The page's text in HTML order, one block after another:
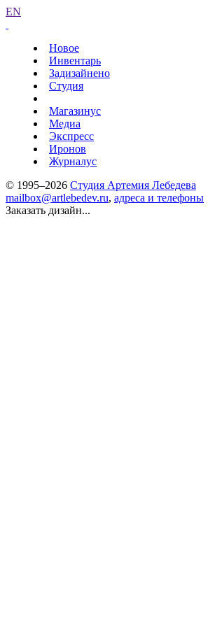
EN
Новое
Инвентарь
Задизайнено
Студия
Магазинус
Медиа
Экспресс
Иронов
Журналус
© 1995–2026 Студия Артемия Лебедева
mailbox@artlebedev.ru, адреса и телефоны
Заказать дизайн...